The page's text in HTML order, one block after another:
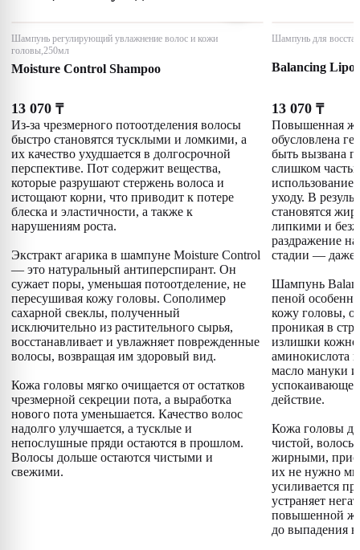
Шампунь регулирующий увлажнение волос и кожи
головы,250мл
Moisture Control Shampoo
13 070 ₸
Из-за чрезмерного потоотделения волосы
быстро становятся тусклыми и ломкими, а
их качество ухудшается в долгосрочной
перспективе. Пот содержит вещества,
которые разрушают стержень волоса и
истощают корни, что приводит к потере
блеска и эластичности, а также к
нарушениям роста.
Экстракт агарика в шампуне Moisture Control
— это натуральный антиперспирант. Он
сужает поры, уменьшая потоотделение, не
пересушивая кожу головы. Сополимер
сахарной свеклы, полученный
исключительно из растительного сырья,
восстанавливает и увлажняет поврежденные
волосы, возвращая им здоровый вид.
Кожа головы мягко очищается от остатков
чрезмерной секреции пота, а выработка
нового пота уменьшается. Качество волос
надолго улучшается, а тусклые и
непослушные пряди остаются в прошлом.
Волосы дольше остаются чистыми и
свежими.
Шампунь для
Balancing
13 070 ₸
Повышенная
обусловлена
быть вызвана
слишком
уходу. В
становятся
липкими и
раздражение
стадии — даже
Шампунь
пеной
кожу головы,
проникая в
излишки
аминокислота
масло мануки
действие.
Кожа головы
чистой, волосы
жирными,
их не нужно
усиливается
устраняет
повышенной
до выпадения